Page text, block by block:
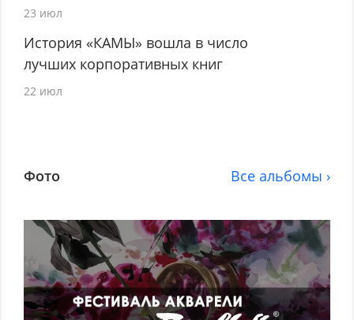
23 июл
История «КАМЫ» вошла в число
лучших корпоративных книг
22 июл
Фото Все альбомы ›